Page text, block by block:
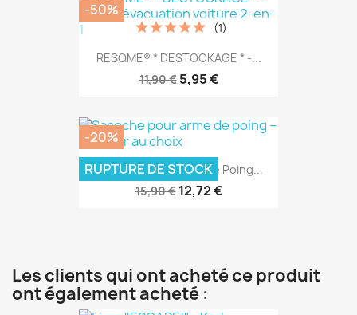
RESQME® * DESTOCKAGE * -...
11,90 € 5,95 €
(1)
-50%
Sacoche Pour Arme De Poing...
15,90 € 12,72 €
-20%
RUPTURE DE STOCK
Les clients qui ont acheté ce produit
ont également acheté :